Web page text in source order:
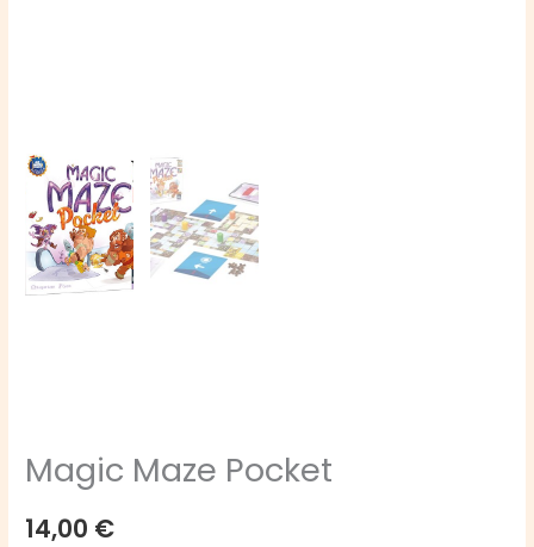
Magic Maze Pocket
14,00 €